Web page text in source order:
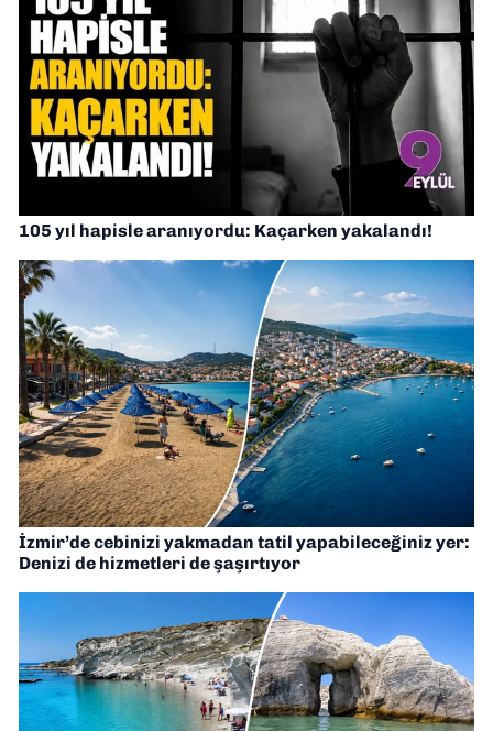
105 yıl hapisle aranıyordu: Kaçarken yakalandı!
İzmir’de cebinizi yakmadan tatil yapabileceğiniz yer:
Denizi de hizmetleri de şaşırtıyor